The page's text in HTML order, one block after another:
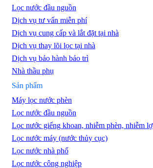
Lọc nước đầu nguồn
Dịch vụ tư vấn miễn phí
Dịch vụ cung cấp và lắt đặt tại nhà
Dịch vụ thay lõi lọc tại nhà
Dịch vụ bảo hành bảo trì
Nhà thầu phụ
Sản phẩm
Máy lọc nước phèn
Lọc nước đầu nguồn
Lọc nước giếng khoan, nhiễm phèn, nhiễm lợ
Lọc nước máy (nước thủy cục)
Lọc nước nhà phố
Lọc nước công nghiệp